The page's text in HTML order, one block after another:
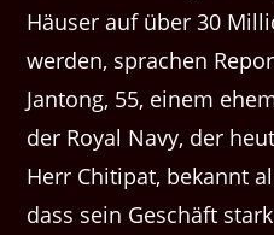
Häuser auf über 30
werden, sprachen
Jantong, 55, einem
der Royal Navy, der
Herr Chitipat, bekannt
dass sein Geschäft